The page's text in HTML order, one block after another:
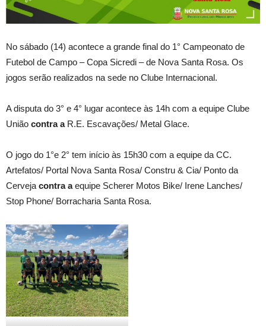
No sábado (14) acontece a grande final do 1° Campeonato de
Futebol de Campo – Copa Sicredi – de Nova Santa Rosa. Os
jogos serão realizados na sede no Clube Internacional.
A disputa do 3° e 4° lugar acontece às 14h com a equipe Clube
União contra aR.E. Escavações/ Metal Glace.
O jogo do 1°e 2° tem início às 15h30 com a equipe da CC.
Artefatos/ Portal Nova Santa Rosa/ Constru & Cia/ Ponto da
Cerveja contra aequipe Scherer Motos Bike/ Irene Lanches/
Stop Phone/ Borracharia Santa Rosa.